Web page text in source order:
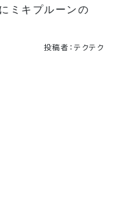
ミキプルーンの
投稿者：テクテク